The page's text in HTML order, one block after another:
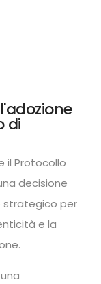
di
il Protocollo
decisione
strategico per
e la